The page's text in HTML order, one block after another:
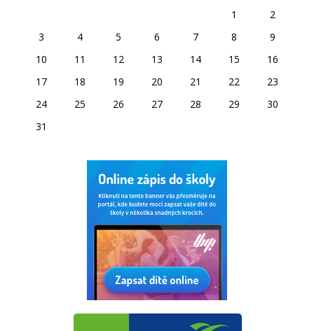
1
2
3
4 5 6 7 8
9
10
11 12 13 14 15
16
17
18 19 20 21 22
23
24
25 26 27 28 29
30
31